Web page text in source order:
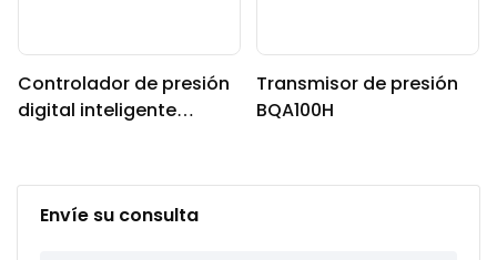
Envíe su consulta
Controlador de presión
digital inteligente
Transmisor de presión
BQA100H